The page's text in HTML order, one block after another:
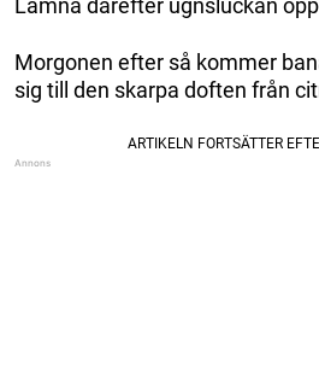
Lämna därefter ugnsluckan
Morgonen efter så kommer
sig till den skarpa doften från